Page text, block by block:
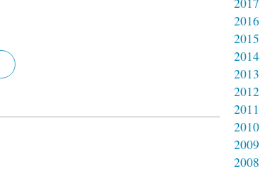
2016
2015
2014
2013
2012
2011
2010
2009
2008